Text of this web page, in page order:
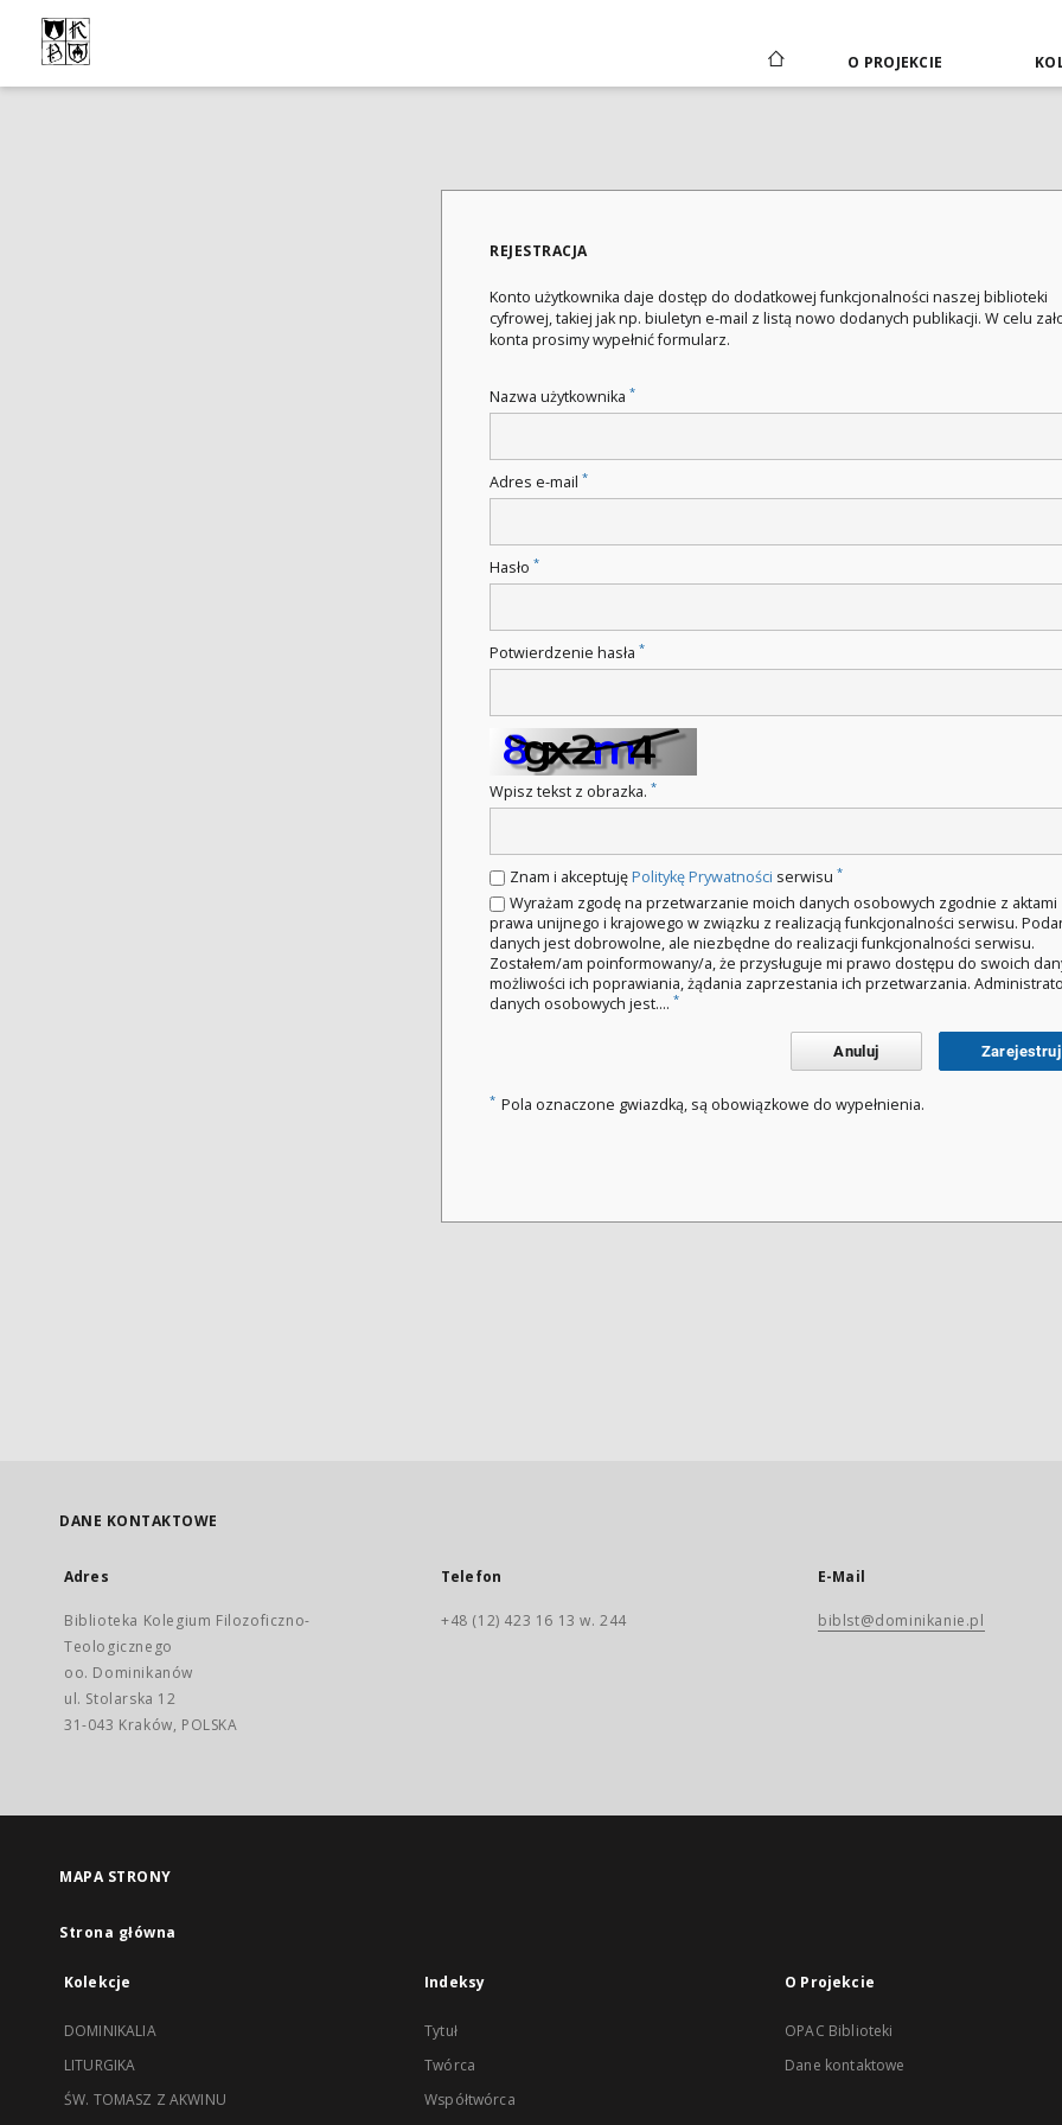
O PROJEKCIE
REJESTRACJA
Konto użytkownika daje dostęp do dodatkowej funkcjonalności naszej biblioteki
cyfrowej, takiej jak np. biuletyn e-mail z listą nowo dodanych publikacji. W celu
konta prosimy wypełnić formularz.
Nazwa użytkownika *
Adres e-mail *
Hasło *
Potwierdzenie hasła *
Wpisz tekst z obrazka. *
Znam i akceptujęPolitykę Prywatności serwisu *
Wyrażam zgodę na przetwarzanie moich danych osobowych zgodnie z aktami
prawa unijnego i krajowego w związku z realizacją funkcjonalności serwisu.
danych jest dobrowolne, ale niezbędne do realizacji funkcjonalności serwisu.
Zostałem/am poinformowany/a, że przysługuje mi prawo dostępu do swoich
możliwości ich poprawiania, żądania zaprzestania ich przetwarzania.
danych osobowych jest.... *
Anuluj Zarejestruj
* Pola oznaczone gwiazdką, są obowiązkowe do wypełnienia.
DANE KONTAKTOWE
Adres
Biblioteka Kolegium Filozoficzno-
Teologicznego
oo. Dominikanów
ul. Stolarska 12
31-043 Kraków, POLSKA
Telefon
+48 (12) 423 16 13 w. 244
E-Mail
biblst@dominikanie.pl
MAPA STRONY
Strona główna
Kolekcje
DOMINIKALIA
LITURGIKA
ŚW. TOMASZ Z AKWINU
Indeksy
Tytuł
Twórca
Współtwórca
O Projekcie
OPAC Biblioteki
Dane kontaktowe